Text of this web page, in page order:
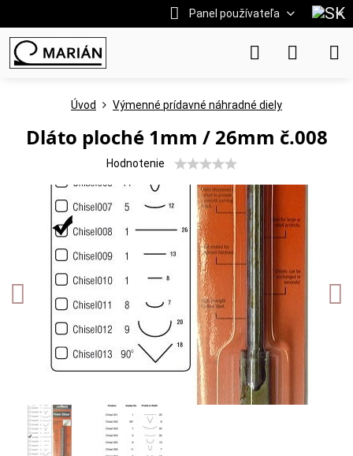
Panel používateľa
Úvod Výmenné prídavné náhradné diely
Dláto ploché 1mm / 26mm č.008
Hodnotenie